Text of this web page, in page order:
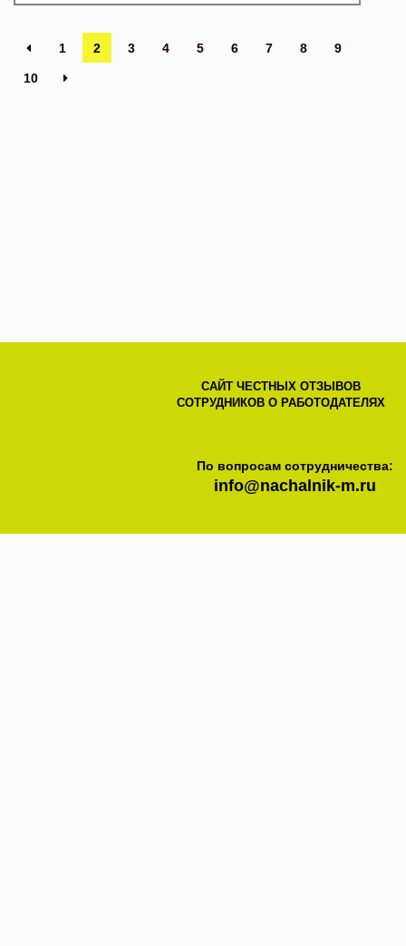
1 2 3 4 5 6 7 8 9
10
САЙТ ЧЕСТНЫХ ОТЗЫВОВ
СОТРУДНИКОВ О РАБОТОДАТЕЛЯХ
По вопросам сотрудничества:
info@nachalnik-m.ru